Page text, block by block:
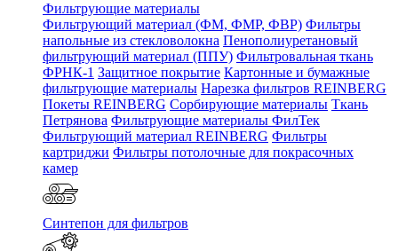
Фильтрующие материалы
Фильтрующий материал (ФМ, ФМР, ФВР) Фильтры
напольные из стекловолокна Пенополиуретановый
фильтрующий материал (ППУ) Фильтровальная ткань
ФРНК-1 Защитное покрытие Картонные и бумажные
фильтрующие материалы Нарезка фильтров REINBERG
Покеты REINBERG Сорбирующие материалы Ткань
Петрянова Фильтрующие материалы ФилТек
Фильтрующий материал REINBERG Фильтры
картриджи Фильтры потолочные для покрасочных
камер
Синтепон для фильтров